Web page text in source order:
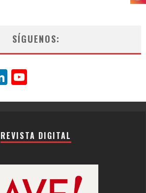
SÍGUENOS:
LinkedIn
REVISTA DIGITAL